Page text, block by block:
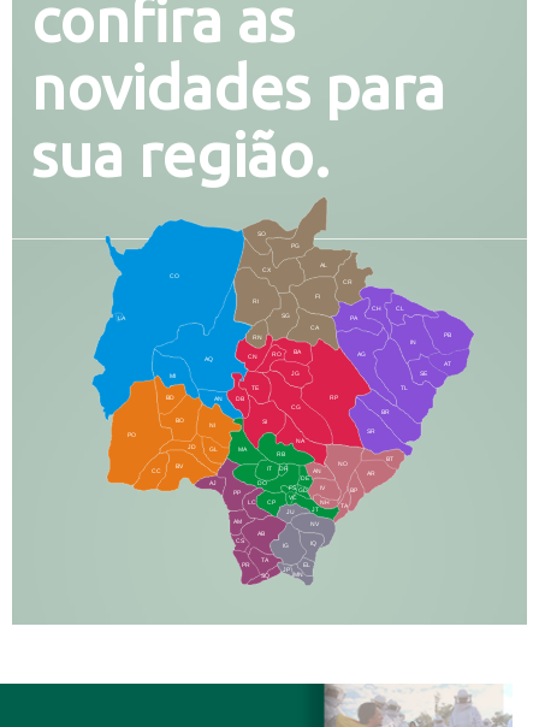
confira as
novidades para
sua região.
CO
AQ
MI
AN
CX
RI
AL
CR
FI
SG
BA
CA
PA
CH CL
PB
SE
TL
AG
BR
SR
BT
AR
RP
RO
JG
CG
SI
NA
TA
NH
JT
RB
MA
IT
DR
DO
CP
JU
NV
IQ
EL
BD
BO
NI
JD
PO
BV
CC
PP
AJ
LC
AM
AB
JP
DB
TE
CS
PR
TA
SQ
IG
MN
IN
NO
BP
RN
CN
GL
AN
IV
FS
VC
GD
DE
AT
PG
SO
LA